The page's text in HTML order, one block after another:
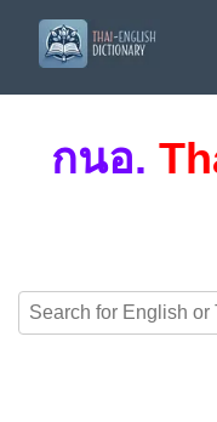
กนอ.